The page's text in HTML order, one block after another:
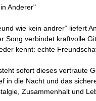
Anderer"
wie kein andrer“ liefert
Song verbindet kraftvolle
kennt: echte
sofort dieses vertraute
in die Nacht und das
Zusammenhalt und